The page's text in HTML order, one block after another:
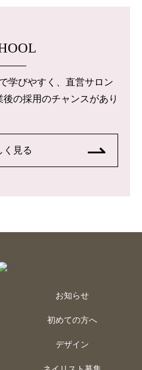
学びやすく、直営サロン
の採用のチャンスがあり
く見る
お知らせ
初めての方へ
デザイン